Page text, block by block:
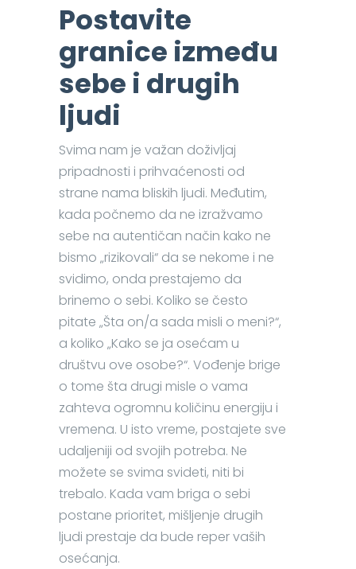
Postavite
granice između
sebe i drugih
ljudi
Svima nam je važan doživljaj
pripadnosti i prihvaćenosti od
strane nama bliskih ljudi. Međutim,
kada počnemo da ne izražvamo
sebe na autentičan način kako ne
bismo „rizikovali“ da se nekome i ne
svidimo, onda prestajemo da
brinemo o sebi. Koliko se često
pitate „Šta on/a sada misli o meni?“,
a koliko „Kako se ja osećam u
društvu ove osobe?“. Vođenje brige
o tome šta drugi misle o vama
zahteva ogromnu količinu energiju i
vremena. U isto vreme, postajete sve
udaljeniji od svojih potreba. Ne
možete se svima svideti, niti bi
trebalo. Kada vam briga o sebi
postane prioritet, mišljenje drugih
ljudi prestaje da bude reper vaših
osećanja.